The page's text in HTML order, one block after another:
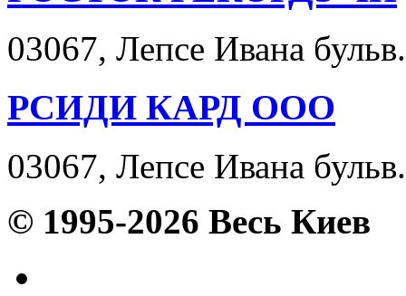
03067, Лепсе Ивана
РСИДИ КАРД ООО
03067, Лепсе Ивана
© 1995-2026 Весь Киев